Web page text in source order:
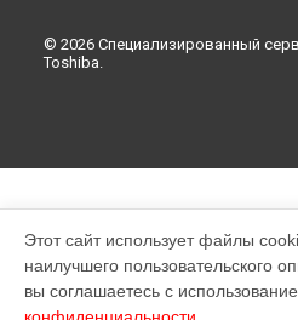
© 2026 Специализированный
Toshiba.
Этот сайт использует файлы
наилучшего пользовательского
вы соглашаетесь с